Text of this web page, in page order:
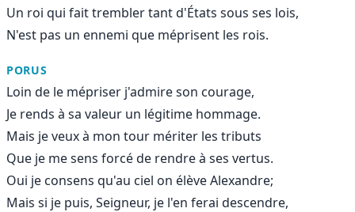
Un roi qui fait trembler tant d'États sous ses lois,
N'est pas un ennemi que méprisent les rois.
PORUS
Loin de le mépriser j'admire son courage,
Je rends à sa valeur un légitime hommage.
Mais je veux à mon tour mériter les tributs
Que je me sens forcé de rendre à ses vertus.
Oui je consens qu'au ciel on élève Alexandre;
Mais si je puis, Seigneur, je l'en ferai descendre,